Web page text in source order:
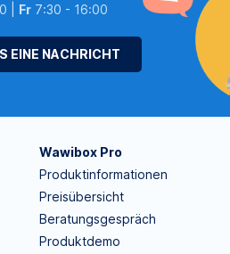
| Fr7:30 - 16:00
EINE NACHRICHT
Wawibox Pro
Produktinformationen
Preisübersicht
Beratungsgespräch
Produktdemo